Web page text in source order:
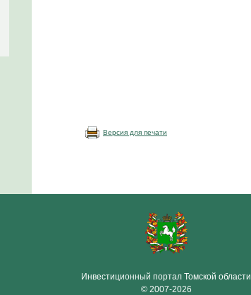
Версия для печати
Инвестиционный портал Томской области
© 2007-2026